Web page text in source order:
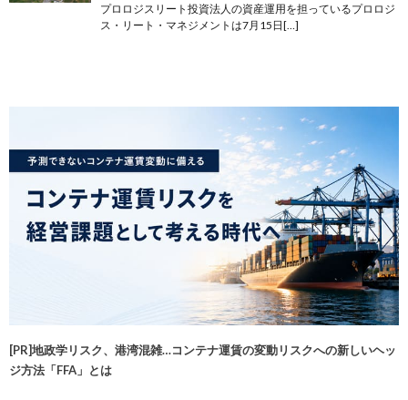
プロロジスリート投資法人の資産運用を担っているプロロジ
ス・リート・マネジメントは7月15日[…]
[PR]地政学リスク、港湾混雑…コンテナ運賃の変動リスクへの新しいヘッ
ジ方法「FFA」とは